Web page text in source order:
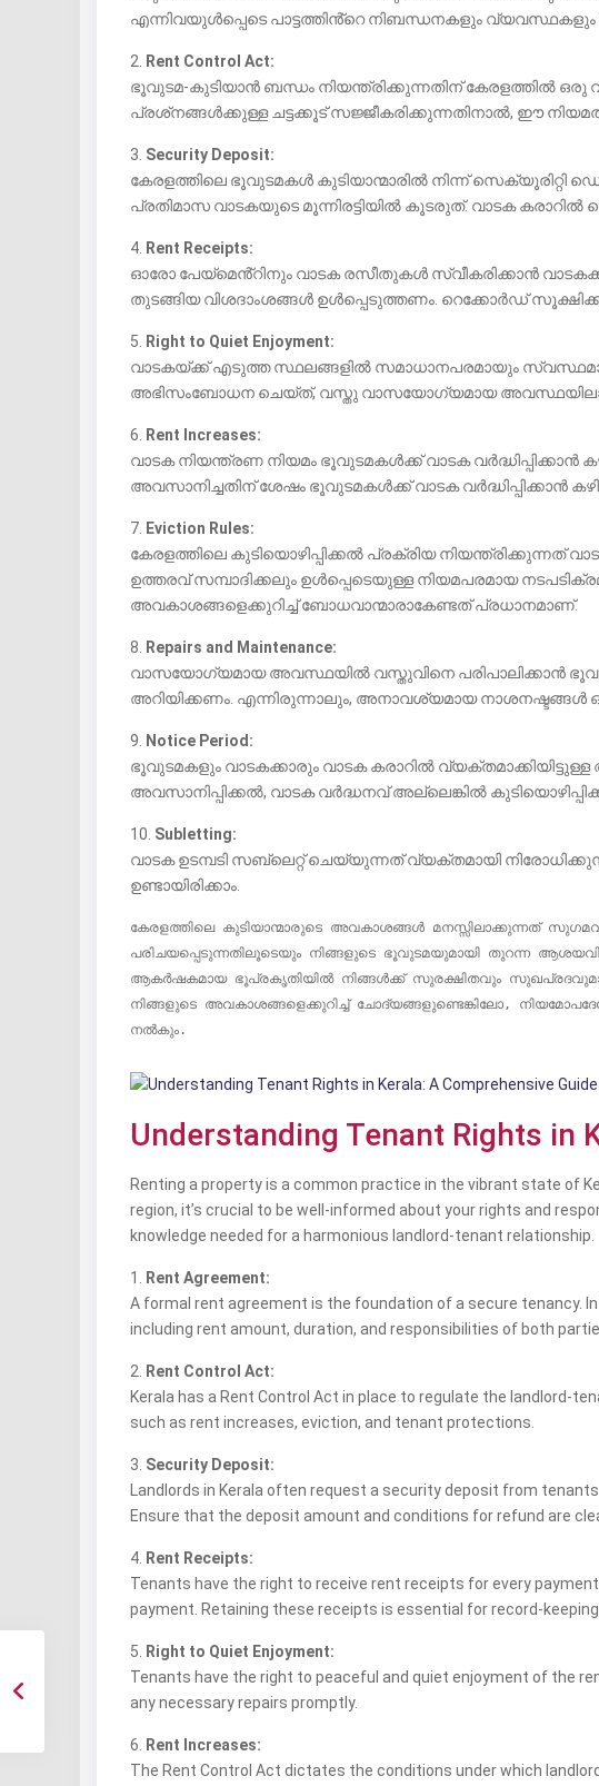
എന്നിവയുൾപ്പെടെ പാട്ടത്തിൻ്റെ നിബന്ധനകളും വ്യവസ്ഥകളും
2.
Rent Control Act:
ഭൂവുടമ-കുടിയാൻ ബന്ധം നിയന്ത്രിക്കുന്നതിന് കേരളത്തിൽ ഒരു
പ്രശ്‌നങ്ങൾക്കുള്ള ചട്ടക്കൂട് സജ്ജീകരിക്കുന്നതിനാൽ, ഈ
3. Security Deposit:
കേരളത്തിലെ ഭൂവുടമകൾ കുടിയാന്മാരിൽ നിന്ന് സെക്യൂരിറ്റി
പ്രതിമാസ വാടകയുടെ മൂന്നിരട്ടിയിൽ കൂടരുത്. വാടക കരാറിൽ
4. Rent Receipts:
ഓരോ പേയ്‌മെൻ്റിനും വാടക രസീതുകൾ സ്വീകരിക്കാൻ
തുടങ്ങിയ വിശദാംശങ്ങൾ ഉൾപ്പെടുത്തണം. റെക്കോർഡ്
5.
Right to Quiet Enjoyment:
വാടകയ്ക്ക് എടുത്ത സ്ഥലങ്ങളിൽ സമാധാനപരമായും
അഭിസംബോധന ചെയ്ത്, വസ്തു വാസയോഗ്യമായ
6.
Rent Increases:
വാടക നിയന്ത്രണ നിയമം ഭൂവുടമകൾക്ക് വാടക
അവസാനിച്ചതിന് ശേഷം ഭൂവുടമകൾക്ക് വാടക വർദ്ധിപ്പിക്കാൻ
7. Eviction Rules:
കേരളത്തിലെ കുടിയൊഴിപ്പിക്കൽ പ്രക്രിയ നിയന്ത്രിക്കുന്നത്
ഉത്തരവ് സമ്പാദിക്കലും ഉൾപ്പെടെയുള്ള നിയമപരമായ
അവകാശങ്ങളെക്കുറിച്ച് ബോധവാന്മാരാകേണ്ടത് പ്രധാനമാണ്.
8.
Repairs and Maintenance:
വാസയോഗ്യമായ അവസ്ഥയിൽ വസ്തുവിനെ പരിപാലിക്കാൻ
അറിയിക്കണം. എന്നിരുന്നാലും, അനാവശ്യമായ നാശനഷ്ടങ്ങൾ
9.
Notice Period:
ഭൂവുടമകളും വാടകക്കാരും വാടക കരാറിൽ
അവസാനിപ്പിക്കൽ, വാടക വർദ്ധനവ് അല്ലെങ്കിൽ
10. Subletting:
വാടക ഉടമ്പടി സബ്ലെറ്റ് ചെയ്യുന്നത് വ്യക്തമായി
ഉണ്ടായിരിക്കാം.
കേരളത്തിലെ കുടിയാന്മാരുടെ അവകാശങ്ങൾ മനസ്സിലാക്കുന്നത്
പരിചയപ്പെടുന്നതിലൂടെയും നിങ്ങളുടെ ഭൂവുടമയുമായി തുറന്ന
ആകർഷകമായ ഭൂപ്രകൃതിയിൽ നിങ്ങൾക്ക് സുരക്ഷിതവും
നിങ്ങളുടെ അവകാശങ്ങളെക്കുറിച്ച് ചോദ്യങ്ങളുണ്ടെങ്കിലോ,
നൽകും.
Understanding Tenant Rights in
Renting a property is a common practice in the vibrant state of
region, it’s crucial to be well-informed about your rights and
knowledge needed for a harmonious landlord-tenant relationship.
1.
Rent Agreement:
A formal rent agreement is the foundation of a secure tenancy.
including rent amount, duration, and responsibilities of both
2.
Rent Control Act:
Kerala has a Rent Control Act in place to regulate the landlord-
such as rent increases, eviction, and tenant protections.
3. Security Deposit:
Landlords in Kerala often request a security deposit from
Ensure that the deposit amount and conditions for refund are
4. Rent Receipts:
Tenants have the right to receive rent receipts for every
payment. Retaining these receipts is essential for record-keeping.
5.
Right to Quiet Enjoyment:
Tenants have the right to peaceful and quiet enjoyment of the
any necessary repairs promptly.
6.
Rent Increases:
The Rent Control Act dictates the conditions under which